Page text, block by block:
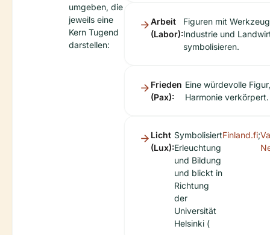
umgeben, die
jeweils eine
Kern Tugend
darstellen:
Arbeit
(Labor):
Figuren mit
Industrie und
symbolisieren.
Frieden
(Pax):
Eine würdevolle
Harmonie verkörpert.
Licht
(Lux):
Symbolisiert
Erleuchtung
und Bildung
und blickt in
Richtung
der
Universität
Helsinki (
Finland.fi;